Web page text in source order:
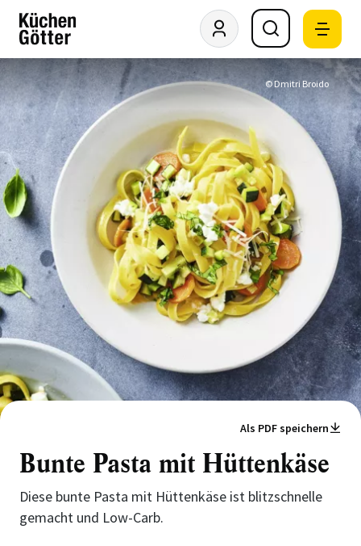
© Dmitri Broido
Als PDF speichern
Bunte Pasta mit Hüttenkäse
Diese bunte Pasta mit Hüttenkäse ist blitzschnelle
gemacht und Low-Carb.